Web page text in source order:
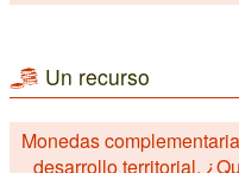
Un recurso
Monedas
desarrollo territorial.